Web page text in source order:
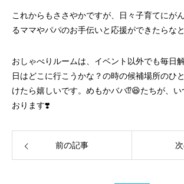
これからもささやかですが、日々子育てにが
るママやパパのお手伝いと応援ができたらな
おしゃべりルームは、イベント以外でも毎日
日はどこに行こうかな？の時の候補場所のひ
けたら嬉しいです。めもかババ⁉️😆たちが、
おります❣️
前の記事